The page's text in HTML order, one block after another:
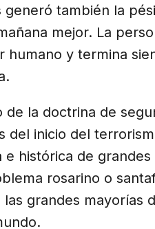
generó también la
mejor. La
humano y termina
de la doctrina de
del inicio del
histórica de
rosarino o
grandes mayorías